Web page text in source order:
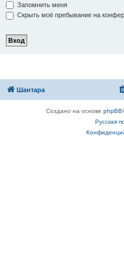
Запомнить меня
Скрыть моё пребывание на
Шантара
Создано на основе phpBB
Русская